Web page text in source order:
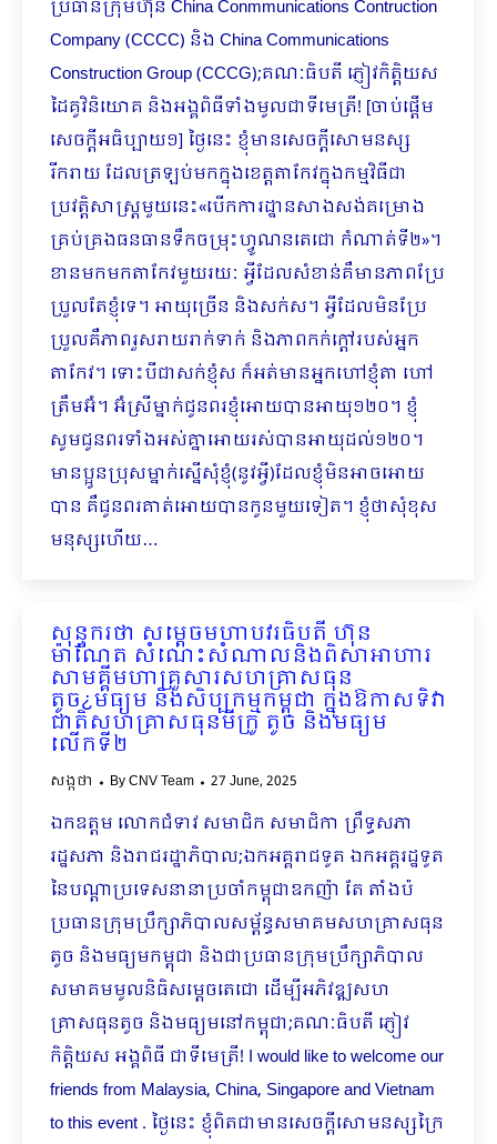
ប្រធានក្រុមហ៊ុន China Conmmunications Contruction
Company (CCCC) និង China Communications
Construction Group (CCCG);គណៈធិបតី ភ្ញៀវកិត្តិយស
ដៃគូវិនិយោគ និងអង្គពិធីទាំងមូលជាទីមេត្រី! [ចាប់ផ្តើម
សេចក្ដីអធិប្បាយ១] ថ្ងៃនេះ ខ្ញុំមានសេចក្ដីសោមនស្ស
រីករាយ ដែលត្រឡប់មកក្នុងខេត្តតាកែវក្នុងកម្មវិធីជា
ប្រវត្តិសាស្ត្រមួយនេះ«បើកការដ្ឋានសាងសង់គម្រោង
គ្រប់គ្រងធនធានទឹកចម្រុះហ្វូណនតេជោ កំណាត់ទី២»។
ខានមកមកតាកែវមួយរយៈ អ្វីដែលសំខាន់គឺមានភាពប្រែ
ប្រួលតែខ្ញុំទេ។ អាយុច្រើន និងសក់ស។ អ្វីដែលមិនប្រែ
ប្រួលគឺភាពរួស​រាយរាក់ទាក់ និងភាពកក់ក្ដៅរបស់អ្នក
តាកែវ។ ទោះបីជាសក់ខ្ញុំស ក៏អត់មានអ្នកហៅខ្ញុំតា ហៅ
ត្រឹមអ៊ំ។ អ៊ំស្រីម្នាក់ជូនពរខ្ញុំអោយបានអាយុ១២០។ ខ្ញុំ
សូមជូនពរទាំងអស់គ្នាអោយរស់បានអាយុដល់១២០។
មានប្អូនប្រុសម្នាក់ស្នើសុំខ្ញុំ(នូវអ្វី)ដែលខ្ញុំមិនអាចអោយ
បាន គឺជូនពរគាត់អោយបានកូនមួយទៀត។ ខ្ញុំថាសុំខុស
មនុស្សហើយ…
សុន្ទករថា សម្ដេចមហាបវរធិបតី ហ៊ុន
ម៉ាណែត សំណេះសំណាលនិងពិសាអាហារ
សាមគ្គីមហាគ្រួសារសហគ្រាសធុន
តូច¿មធ្យម និងសិប្បកម្មកម្ពុជា ក្នុងឱកាសទិវា
ជាតិសហគ្រាសធុនមីក្រូ តូច និងមធ្យម
លើកទី២
សង្កថា ByCNV Team 27 June, 2025
ឯកឧត្តម លោកជំទាវ សមាជិក សមាជិកា ព្រឹទ្ធសភា
រដ្ឋសភា និងរាជរដ្ឋាភិបាល​;ឯកអគ្គរាជទូត ឯកអគ្គរដ្ឋទូត
នៃបណ្ដាប្រទេសនានាប្រចាំកម្ពុជា​​ឧកញ៉ា តែ តាំងប៉
ប្រធានក្រុមប្រឹក្សាភិបាលសម្ព័ន្ធសមាគមសហគ្រាសធុន
តូច និងមធ្យមកម្ពុជា និងជាប្រធានក្រុមប្រឹក្សាភិបាល
សមាគមមូលនិធិសម្តេចតេជោ ដើម្បីអភិវឌ្ឍសហ
គ្រាសធុនតូច និងមធ្យមនៅកម្ពុជា;គណៈធិបតី ភ្ញៀវ
កិត្តិយស អង្គពិធី ជាទីមេត្រី! I would like to welcome our
friends from Malaysia, China, Singapore and Vietnam
to this event . ថ្ងៃនេះ ខ្ញុំពិតជាមានសេចក្តីសោមនស្សក្រៃ